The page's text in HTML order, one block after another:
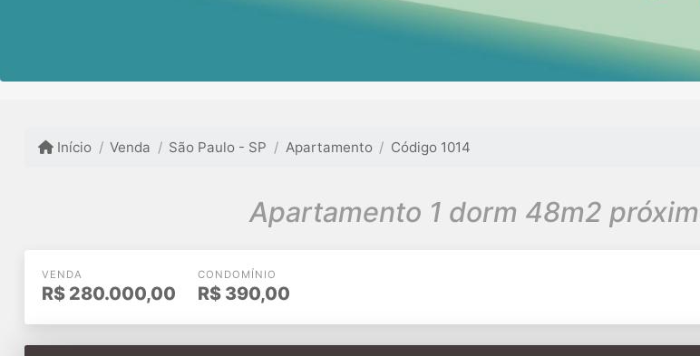
Início Venda São Paulo - SP Apartamento Código 1014
Apartamento 1 dorm 48m2
VENDA
R$280.000,00
CONDOMÍNIO
R$390,00